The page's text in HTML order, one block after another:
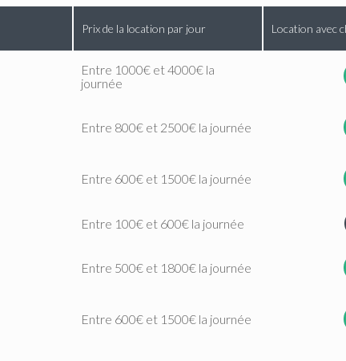
Prix de la location par jour Location avec
Entre 1000€ et 4000€ la
journée
Entre 800€ et 2500€ la journée
Entre 600€ et 1500€ la journée
Entre 100€ et 600€ la journée
Entre 500€ et 1800€ la journée
Entre 600€ et 1500€ la journée